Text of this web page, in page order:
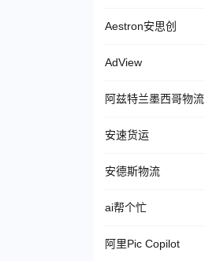
Aestron安思创
AdView
阿兹特兰墨西哥物流
安速货运
安德斯物流
ai帮个忙
阿里Pic Copilot